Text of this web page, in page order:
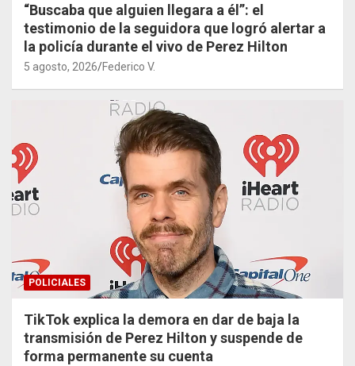
“Buscaba que alguien llegara a él”: el
testimonio de la seguidora que logró alertar a
la policía durante el vivo de Perez Hilton
5 agosto, 2026 Federico V.
POLICIALES
TikTok explica la demora en dar de baja la
transmisión de Perez Hilton y suspende de
forma permanente su cuenta